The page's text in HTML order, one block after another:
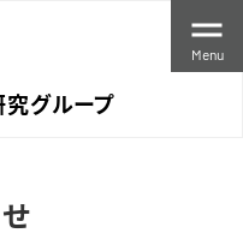
グループ
Menu